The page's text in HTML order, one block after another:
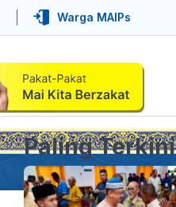
Warga MAIPs
Paling Terkini